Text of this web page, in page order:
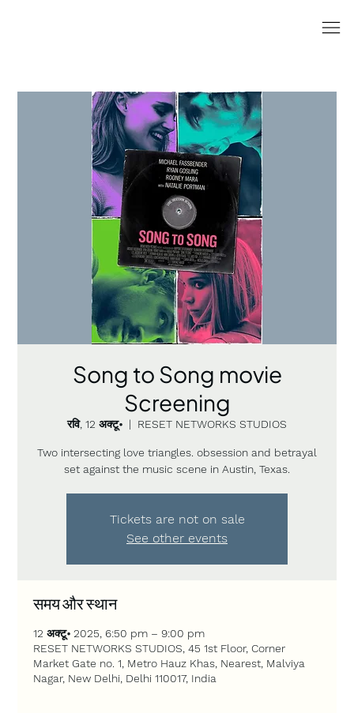
Song to Song movie
Screening
रवि, 12 अक्टू॰
  |
RESET NETWORKS STUDIOS
Two intersecting love triangles. obsession and betrayal
set against the music scene in Austin, Texas.
Tickets are not on sale
See other events
समय और स्थान
12 अक्टू॰ 2025, 6:50 pm – 9:00 pm
RESET NETWORKS STUDIOS, 45 1st Floor, Corner
Market Gate no. 1, Metro Hauz Khas, Nearest, Malviya
Nagar, New Delhi, Delhi 110017, India